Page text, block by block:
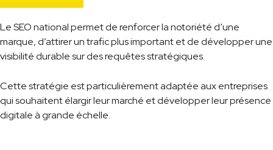
Le SEO national permet de renforcer la notoriété d’une
marque, d’attirer un trafic plus important et de développer une
visibilité durable sur des requêtes stratégiques.
Cette stratégie est particulièrement adaptée aux entreprises
qui souhaitent élargir leur marché et développer leur présence
digitale à grande échelle.